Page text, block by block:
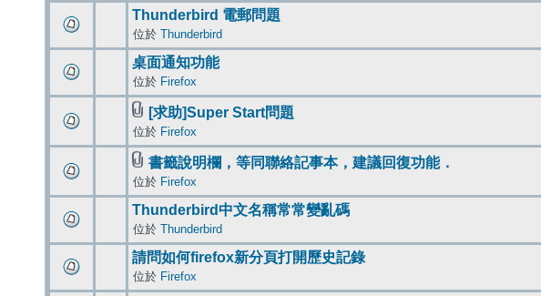
Thunderbird 電郵問題
位於 Thunderbird
桌面通知功能
位於 Firefox
[求助]Super Start問題
位於 Firefox
書籤說明欄，等同聯絡記事本，建議回復功能．
位於 Firefox
Thunderbird中文名稱常常變亂碼
位於 Thunderbird
請問如何firefox新分頁打開歷史記錄
位於 Firefox